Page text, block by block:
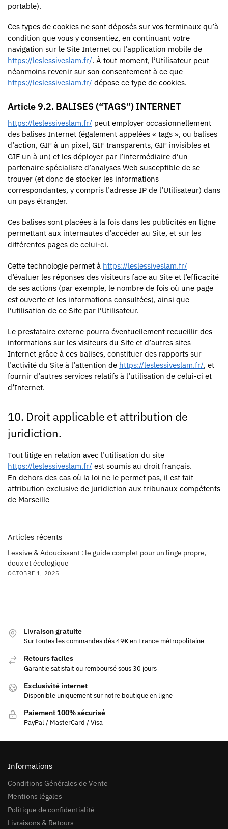
portable).
Ces types de cookies ne sont déposés sur vos terminaux qu’à
condition que vous y consentiez, en continuant votre
navigation sur le Site Internet ou l’application mobile de
https://leslessiveslam.fr/. À tout moment, l’Utilisateur peut
néanmoins revenir sur son consentement à ce que
https://leslessiveslam.fr/ dépose ce type de cookies.
Article 9.2. BALISES (“TAGS”) INTERNET
https://leslessiveslam.fr/ peut employer occasionnellement
des balises Internet (également appelées « tags », ou balises
d’action, GIF à un pixel, GIF transparents, GIF invisibles et
GIF un à un) et les déployer par l’intermédiaire d’un
partenaire spécialiste d’analyses Web susceptible de se
trouver (et donc de stocker les informations
correspondantes, y compris l’adresse IP de l’Utilisateur) dans
un pays étranger.
Ces balises sont placées à la fois dans les publicités en ligne
permettant aux internautes d’accéder au Site, et sur les
différentes pages de celui-ci.
Cette technologie permet à https://leslessiveslam.fr/
d’évaluer les réponses des visiteurs face au Site et l’efficacité
de ses actions (par exemple, le nombre de fois où une page
est ouverte et les informations consultées), ainsi que
l’utilisation de ce Site par l’Utilisateur.
Le prestataire externe pourra éventuellement recueillir des
informations sur les visiteurs du Site et d’autres sites
Internet grâce à ces balises, constituer des rapports sur
l’activité du Site à l’attention de https://leslessiveslam.fr/, et
fournir d’autres services relatifs à l’utilisation de celui-ci et
d’Internet.
10. Droit applicable et attribution de
juridiction.
Tout litige en relation avec l’utilisation du site
https://leslessiveslam.fr/ est soumis au droit français.
En dehors des cas où la loi ne le permet pas, il est fait
attribution exclusive de juridiction aux tribunaux compétents
de Marseille
Articles récents
Lessive & Adoucissant : le guide complet pour un linge propre,
doux et écologique
OCTOBRE 1, 2025
Livraison gratuite
Sur toutes les commandes dès 49€ en France métropolitaine
Retours faciles
Garantie satisfait ou remboursé sous 30 jours
Exclusivité internet
Disponible uniquement sur notre boutique en ligne
Paiement 100% sécurisé
PayPal / MasterCard / Visa
Informations
Conditions Générales de Vente
Mentions légales
Politique de confidentialité
Livraisons & Retours